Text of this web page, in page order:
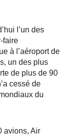
l’un des
faire
à l’aéroport de
un des plus
de plus de 90
cessé de
du
avions, Air